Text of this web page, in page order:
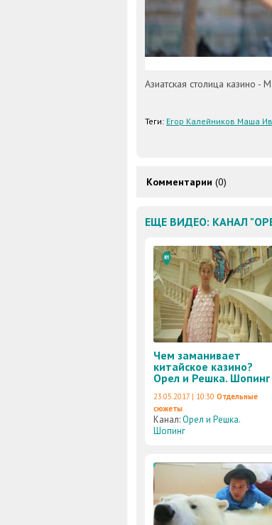
Азиатская столица казино -
Теги: Егор Калейников Маша
Комментарии (0)
ЕЩЕ ВИДЕО: КАНАЛ
Чем заманивает
китайское казино?
Орел и Решка. Шопинг
23.05.2017 | 10:30 Отдельные
сюжеты
Канал:Орел и Решка.
Шопинг